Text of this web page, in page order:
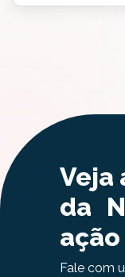
Veja
da
ação
Fale com